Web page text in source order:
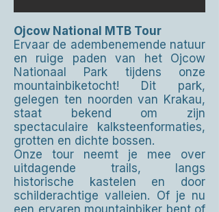
Ojcow National MTB Tour
Ervaar de adembenemende natuur
en ruige paden van het Ojcow
Nationaal Park tijdens onze
mountainbiketocht! Dit park,
gelegen ten noorden van Krakau,
staat bekend om zijn
spectaculaire kalksteenformaties,
grotten en dichte bossen.
Onze tour neemt je mee over
uitdagende trails, langs
historische kastelen en door
schilderachtige valleien. Of je nu
een ervaren mountainbiker bent of